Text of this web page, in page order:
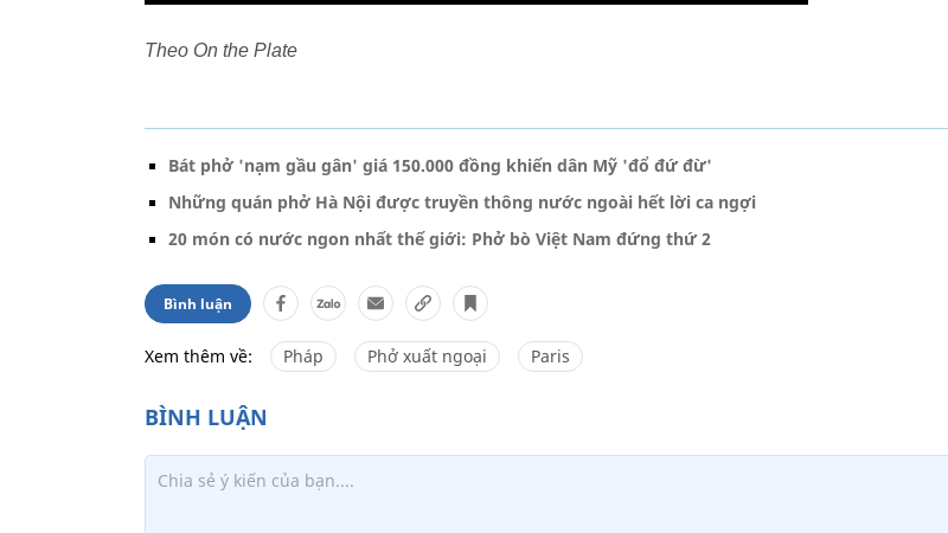
Theo On the Plate
Bát phở 'nạm gầu gân' giá 150.000 đồng khiến dân Mỹ 'đổ đứ đừ'
Những quán phở Hà Nội được truyền thông nước ngoài hết lời ca ngợi
20 món có nước ngon nhất thế giới: Phở bò Việt Nam đứng thứ 2
Bình luận
Xem thêm về: Pháp Phở xuất ngoại Paris